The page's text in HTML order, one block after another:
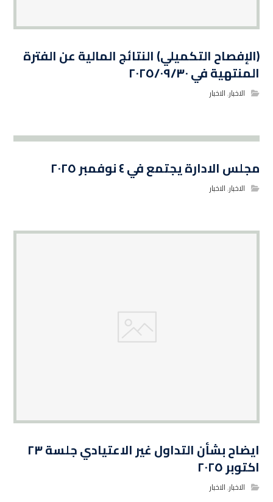
(الإفصاح التكميلي) النتائج المالية عن الفترة
المنتهية في ٢٠٢٥/٠٩/٣٠
الاخبار,الاخبار
مجلس الادارة يجتمع في ٤ نوفمبر ٢٠٢٥
الاخبار,الاخبار
ايضاح بشأن التداول غير الاعتيادي جلسة ٢٣
اكتوبر ٢٠٢٥
الاخبار,الاخبار